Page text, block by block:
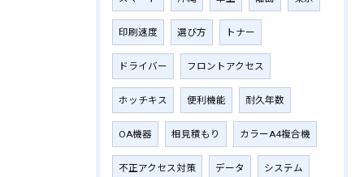
印刷速度 選び方 トナー
ドライバー フロントアクセス
ホッチキス 便利機能 耐久年数
OA機器 相見積もり カラーA4複合機
不正アクセス対策 データ システム